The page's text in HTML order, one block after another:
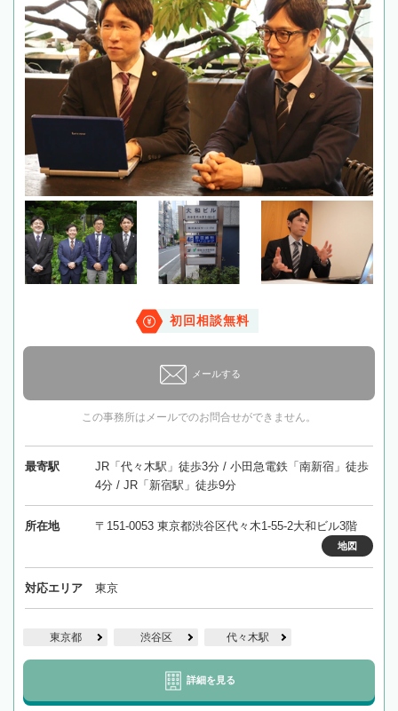
初回相談無料
メールする
この事務所はメールでのお問合せができません。
最寄駅
JR「代々木駅」徒歩3分 / 小田急電鉄「南新宿」徒歩
4分 / JR「新宿駅」徒歩9分
所在地 〒151-0053 東京都渋谷区代々木1-55-2大和ビル3階
地図
対応エリア 東京
東京都 渋谷区 代々木駅
詳細を見る